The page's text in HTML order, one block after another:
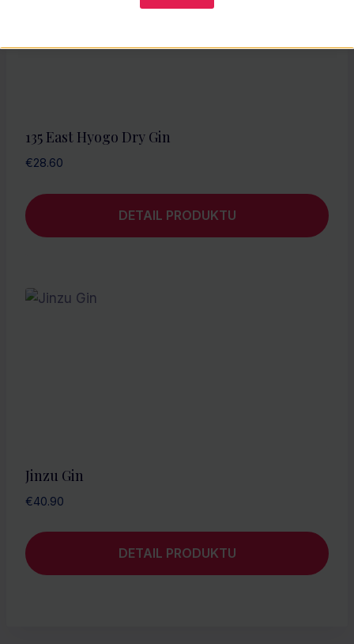
135 East Hyogo Dry Gin
€28.60
DETAIL PRODUKTU
Jinzu Gin
€40.90
DETAIL PRODUKTU